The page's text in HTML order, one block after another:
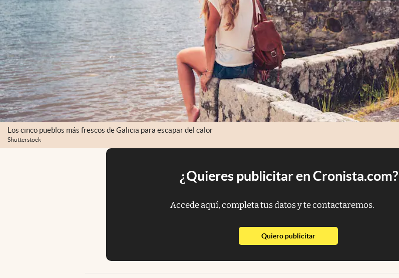
Los cinco pueblos más frescos de Galicia para escapar del calor
Shutterstock
¿Quieres publicitar en Cronista.com?
Accede aquí, completa tus datos y te contactaremos.
Quiero publicitarabre en nueva pestaña